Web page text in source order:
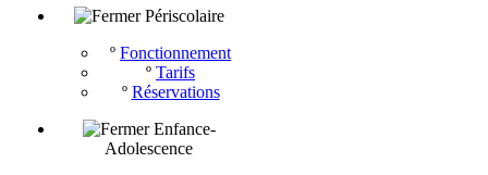
Périscolaire
º Fonctionnement
º Tarifs
º Réservations
Enfance-
Adolescence